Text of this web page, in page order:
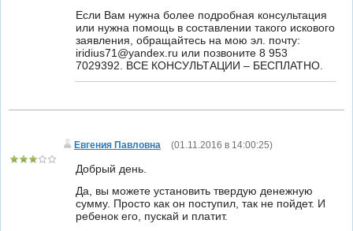
Если Вам нужна более подробная консультация
или нужна помощь в составлении такого искового
заявления, обращайтесь на мою эл. почту:
iridius71@yandex.ru или позвоните 8 953
7029392. ВСЕ КОНСУЛЬТАЦИИ – БЕСПЛАТНО.
Евгения Павловна (01.11.2016 в 14:00:25)
Добрый день.
Да, вы можете установить твердую денежную
сумму. Просто как он поступил, так не пойдет. И
ребенок его, пускай и платит.